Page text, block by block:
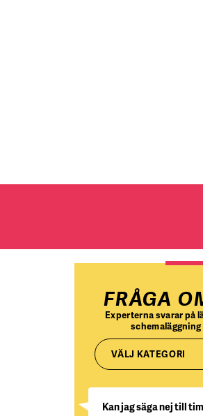
FRÅGA
Experterna svarar på
VÄLJ KATEGORI
Kan jag säga nej till